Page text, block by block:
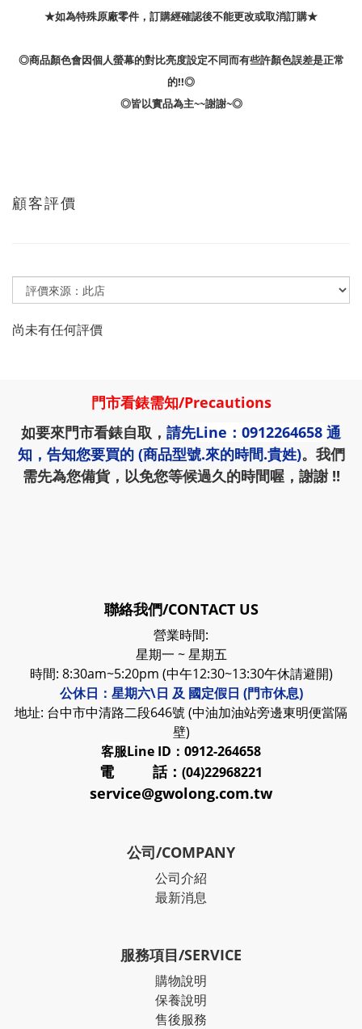
★如為特殊原廠零件，訂購經確認後不能更改或取消訂購★
◎商品顏色會因個人螢幕的對比亮度設定不同而有些許顏色誤差是正常
的!!◎
◎皆以實品為主~~謝謝~◎
顧客評價
尚未有任何評價
門市看錶需知/Precautions
如要來門市看錶自取， 請先Line：0912264658 通
知，告知您要買的 (商品型號.來的時間.貴姓)。我們
需先為您備貨，以免您等候過久的時間喔，謝謝 !!
聯絡我們/CONTACT US
營業時間:
星期一 ~ 星期五
時間: 8:30am~5:20pm (中午12:30~13:30午休請避開)
公休日：星期六\日 及 國定假日 (門市休息)
地址: 台中市中清路二段646號 (中油加油站旁邊東明便當隔
壁)
客服Line ID：0912-264658
電 話： (04)22968221
service@gwolong.com.tw
公司/COMPANY
公司介紹
最新消息
服務項目/SERVICE
購物說明
保養說明
售後服務